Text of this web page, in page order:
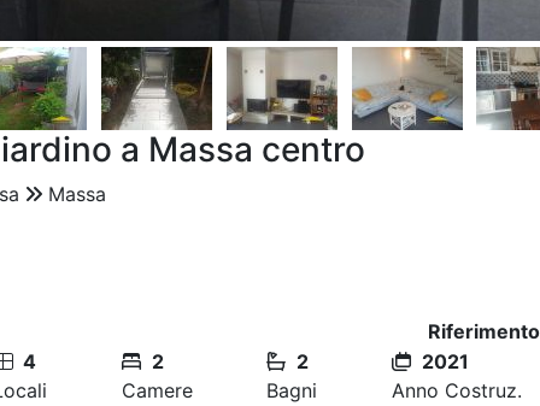
a Massa centro
Massa
4
2
Camere
2
Bagni
2021
Anno Costruz.